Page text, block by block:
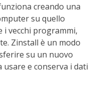
creando una
su quello
i vecchi programmi,
Zinstall è un modo
su un nuovo
usare e conserva i dati